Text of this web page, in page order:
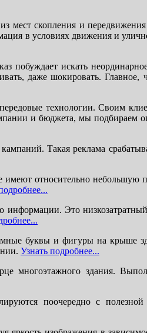
мест скопления и
в условиях движения и
побуждает искать
даже шокировать. Главное,
технологии. Своим
и бюджета, мы подбираем
Такая реклама
относительно небольшую
информации. Это
буквы и фигуры на крыше
Узнать подробнее...
многоэтажного здания.
поочередно с